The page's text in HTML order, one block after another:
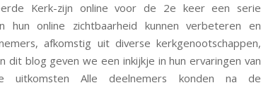
Kerk-zijn online voor de 2e keer een serie
hun online zichtbaarheid kunnen verbeteren en
afkomstig uit diverse kerkgenootschappen,
dit blog geven we een inkijkje in hun ervaringen van
uitkomsten Alle deelnemers konden na de